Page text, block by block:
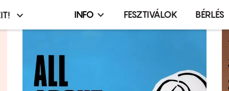
Infó,
esemény,
INFO FESZTIVÁLOK BÉRLÉS